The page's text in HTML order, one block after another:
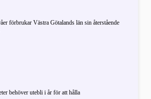
förbrukar Västra Götalands län sin återstående
behöver utebli i år för att hålla